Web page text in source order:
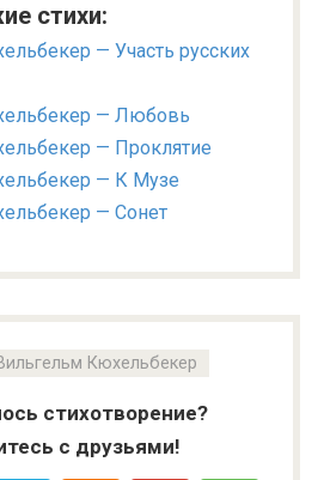
стихи:
— Участь русских
— Любовь
— Проклятие
— К Музе
— Сонет
Кюхельбекер
стихотворение?
с друзьями!